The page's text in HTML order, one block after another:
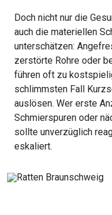
Doch nicht nur die
auch die materiellen
unterschätzen:
zerstörte Rohre oder
führen oft zu
schlimmsten Fall
auslösen. Wer erste
Schmierspuren oder
sollte unverzüglich
eskaliert.